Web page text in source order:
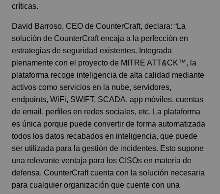
críticas.
David Barroso, CEO de CounterCraft, declara: “La
solución de CounterCraft encaja a la perfección en
estrategias de seguridad existentes. Integrada
plenamente con el proyecto de MITRE ATT&CK™, la
plataforma recoge inteligencia de alta calidad mediante
activos como servicios en la nube, servidores,
endpoints, WiFi, SWIFT, SCADA, app móviles, cuentas
de email, perfiles en redes sociales, etc. La plataforma
es única porque puede convertir de forma automatizada
todos los datos recabados en inteligencia, que puede
ser utilizada para la gestión de incidentes. Esto supone
una relevante ventaja para los CISOs en materia de
defensa. CounterCraft cuenta con la solución necesaria
para cualquier organización que cuente con una